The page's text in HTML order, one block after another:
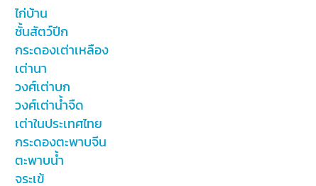
ไก่บ้าน
ชั้นสัตว์ปีก
กระดองเต่าเหลือง
เต่านา
วงศ์เต่าบก
วงศ์เต่าน้ำจืด
เต่าในประเทศไทย
กระดองตะพาบจีน
ตะพาบน้ำ
จระเข้